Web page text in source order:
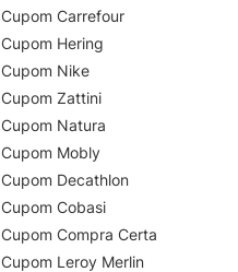
Cupom Carrefour
Cupom Hering
Cupom Nike
Cupom Zattini
Cupom Natura
Cupom Mobly
Cupom Decathlon
Cupom Cobasi
Cupom Compra Certa
Cupom Leroy Merlin